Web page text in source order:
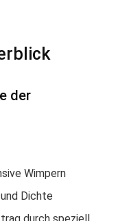
der
Wimpern
Dichte